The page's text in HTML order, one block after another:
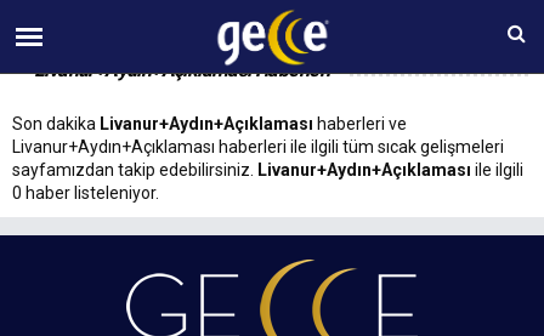
07 AĞUSTOS Cuma 23:41
Livanur+Aydın+Açıklaması Haberleri
Son dakika Livanur+Aydın+Açıklaması haberleri ve
Livanur+Aydın+Açıklaması haberleri ile ilgili tüm sıcak gelişmeleri
sayfamızdan takip edebilirsiniz.
Livanur+Aydın+Açıklaması ile ilgili
0 haber listeleniyor.